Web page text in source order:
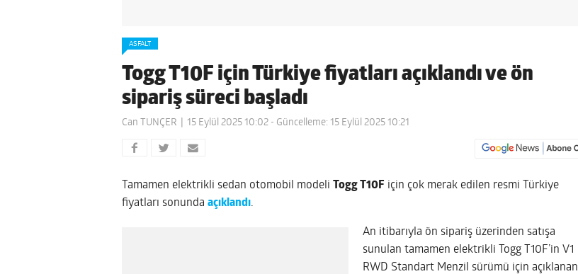
ASFALT
Togg T10F için Türkiye fiyatları açıklandı ve ön
sipariş süreci başladı
Can TUNÇER 15 Eylül 2025 10:02 - Güncelleme: 15 Eylül 2025 10:21
Tamamen elektrikli sedan otomobil modeli Togg T10F için çok merak edilen resmi Türkiye
fiyatları sonunda açıklandı.
An itibarıyla ön sipariş üzerinden satışa
sunulan tamamen elektrikli Togg T10F’in V1
RWD Standart Menzil sürümü için açıklanan